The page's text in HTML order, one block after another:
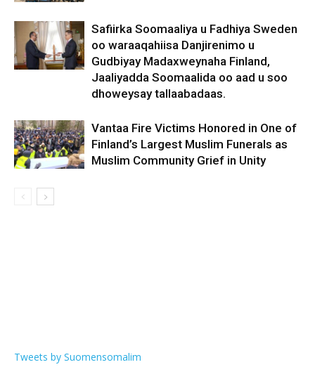
Safiirka Soomaaliya u Fadhiya Sweden
oo waraaqahiisa Danjirenimo u
Gudbiyay Madaxweynaha Finland,
Jaaliyadda Soomaalida oo aad u soo
dhoweysay tallaabadaas.
Vantaa Fire Victims Honored in One of
Finland’s Largest Muslim Funerals as
Muslim Community Grief in Unity
Tweets by Suomensomalim